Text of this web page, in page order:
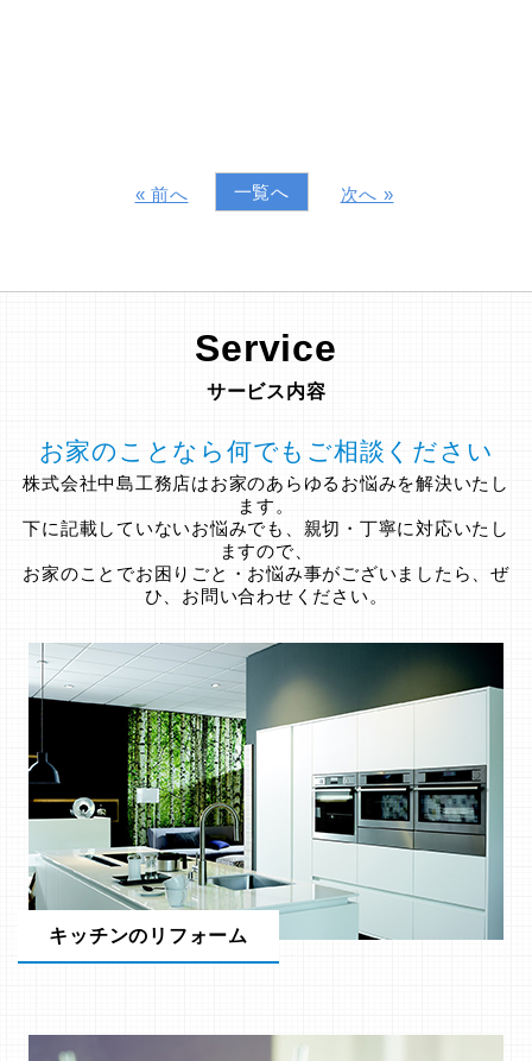
« 前へ 一覧へ 次へ »
Service
サービス内容
お家のことなら何でもご相談ください
株式会社中島工務店はお家のあらゆるお悩みを解決いたし
ます。
下に記載していないお悩みでも、親切・丁寧に対応いたし
ますので、
お家のことでお困りごと・お悩み事がございましたら、ぜ
ひ、お問い合わせください。
キッチンのリフォーム